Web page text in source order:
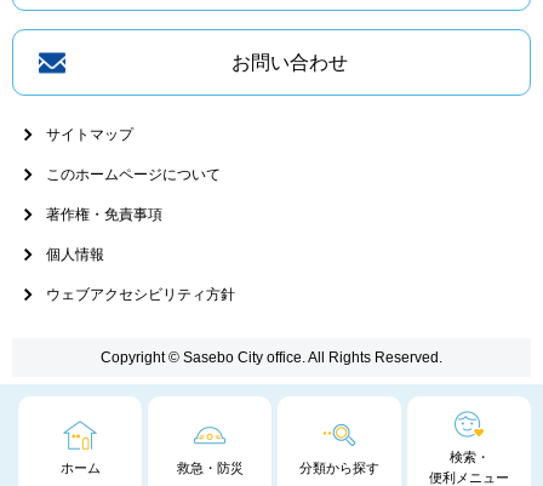
ホーム 救急・防災 分類から探す
検索・
便利メニュー
お問い合わせ
サイトマップ
このホームページについて
著作権・免責事項
個人情報
ウェブアクセシビリティ方針
Copyright © Sasebo City office. All Rights Reserved.